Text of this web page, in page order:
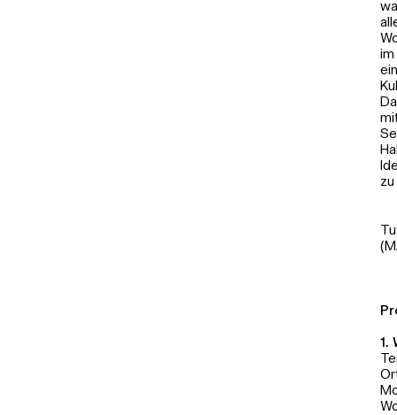
Die
einen weißen
Foto: Josefine
im
1.